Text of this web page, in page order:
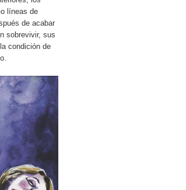
líneas de
de acabar
sobrevivir, sus
condición de